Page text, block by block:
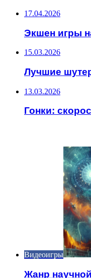
17.04.2026
Экшен игры
15.03.2026
Лучшие
13.03.2026
Гонки:
Видеоигры
Жанр